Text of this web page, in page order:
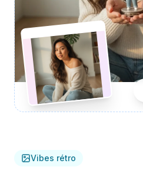
Vibes rétro